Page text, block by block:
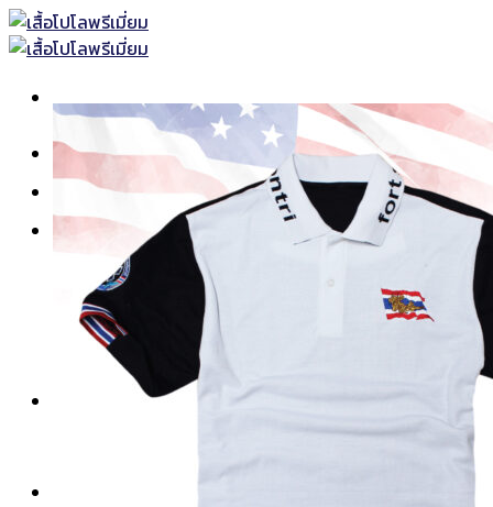
Skip
to
หน้าแรก
เสื้อโปโลพร้อมส่ง
เสื้อโปโล
เสื้อโปโลแบบธรรมดา
เสื้อโปโลแบบตัดต่อ
เสื้อโปโลแขนยาว
เสื้อโปโลพิมพ์ลาย
เสื้อคอกลม-คอวี